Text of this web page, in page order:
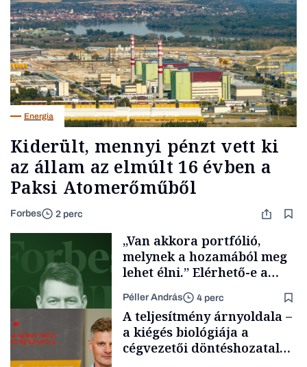
Energia
Kiderült, mennyi pénzt vett ki
az állam az elmúlt 16 évben a
Paksi Atomerőműből
Forbes 2 perc
„Van akkora portfólió,
melynek a hozamából meg
lehet élni.” Elérhető-e a
passzív jövedelem és az
anyagi függetlenség?
Péller András 4 perc
A teljesítmény árnyoldala –
a kiégés biológiája a
cégvezetői döntéshozatal